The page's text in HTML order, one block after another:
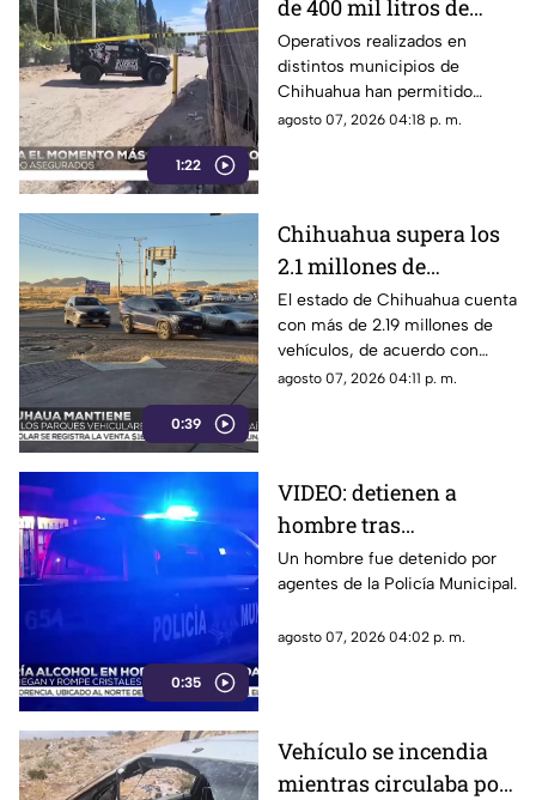
1:22
de 400 mil litros de
combustible
presuntamente ilegal
en Chihuahua
Operativos realizados en
distintos municipios de
Chihuahua han permitido
asegurar más de 400 mil litros
agosto 07, 2026 04:18 p. m.
0:39
Chihuahua supera los
2.1 millones de
vehículos registrados:
¿Qué municipio
concentra el mayor
parque vehicular?
El estado de Chihuahua cuenta
con más de 2.19 millones de
vehículos, de acuerdo con
cifras del INEGI.
agosto 07, 2026 04:11 p. m.
0:35
VIDEO: detienen a
hombre tras
presuntamente causar
daños en tienda de
Un hombre fue detenido por
agentes de la Policía Municipal.
agosto 07, 2026 04:02 p. m.
Vehículo se incendia
mientras circulaba por